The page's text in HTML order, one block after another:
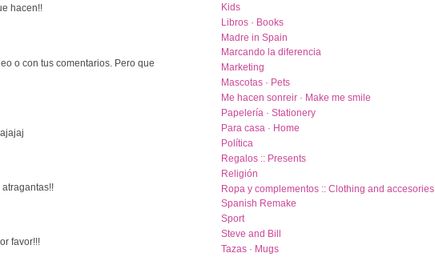
hacen!!
o con tus comentarios. Pero que
favor!!!
Kids
Libros · Books
Madre in Spain
Marcando la diferencia
Marketing
Mascotas · Pets
Me hacen sonreir · Make me smile
Papelería · Stationery
Para casa · Home
Política
Regalos :: Presents
Religión
Ropa y complementos :: Clothing and accesories
Spanish Remake
Sport
Steve and Bill
Tazas · Mugs